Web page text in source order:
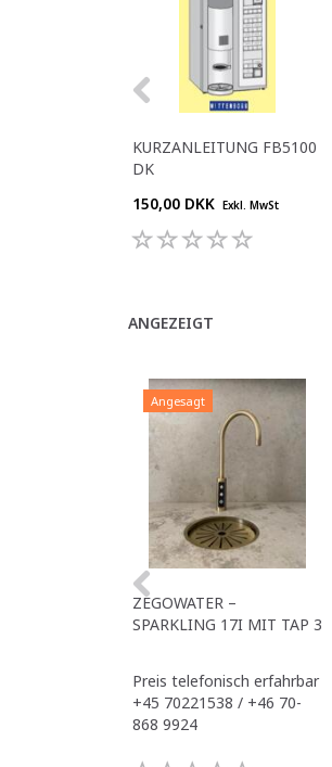
KURZANLEITUNG FB5100
DK
150,00 DKK Exkl. MwSt
ANGEZEIGT
Angesagt
ZEGOWATER –
SPARKLING 17I MIT TAP 3
Preis telefonisch erfahrbar
+45 70221538 / +46 70-
868 9924